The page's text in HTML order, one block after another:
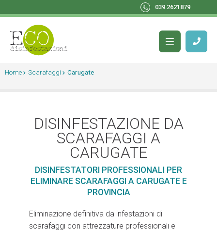
039.2621879
Home Scarafaggi Carugate
DISINFESTAZIONE DA
SCARAFAGGI A
CARUGATE
DISINFESTATORI PROFESSIONALI PER
ELIMINARE SCARAFAGGI A CARUGATE E
PROVINCIA
Eliminazione definitiva da infestazioni di
scarafaggi con attrezzature professionali e